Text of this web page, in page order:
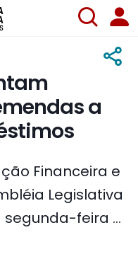
a
Financeira e
Legislativa
feira ...